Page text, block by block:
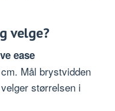
velge?
ease
Mål brystvidden
størrelsen i